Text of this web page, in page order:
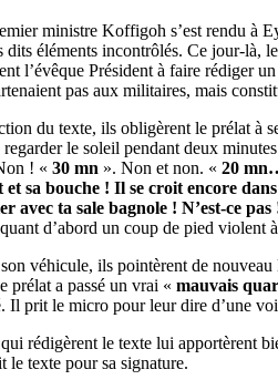
ministre Koffigoh s’est rendu à
dits éléments incontrôlés. Ce jour-là,
l’évêque Président à faire rédiger
pas aux militaires, mais
du texte, ils obligèrent le prélat à
le soleil pendant deux
! « 30 mn ». Non et non. « 20
et sa bouche ! Il se croit encore
avec ta sale bagnole ! N’est-ce
d’abord un coup de pied violent
véhicule, ils pointèrent de
prélat a passé un vrai « mauvais
Il prit le micro pour leur dire d’une
rédigèrent le texte lui apportèrent
le texte pour sa signature.